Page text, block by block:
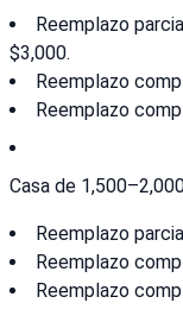
Reemplazo
$3,000.
Reemplazo
Reemplazo
Casa de
Reemplazo
Reemplazo
Reemplazo